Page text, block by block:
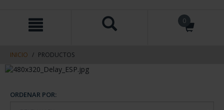
contenido
navegacin
0
INICIO PRODUCTOS
ORDENAR POR: